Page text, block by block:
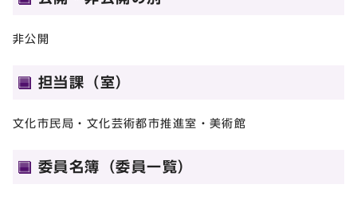
非公開
担当課（室）
文化市民局・文化芸術都市推進室・美術館
委員名簿（委員一覧）